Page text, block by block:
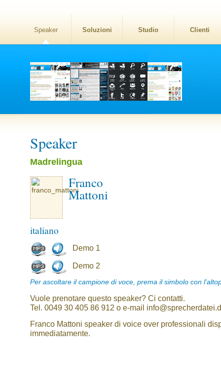
Speaker Soluzioni Studio Clienti
Speaker
Madrelingua
Franco
Mattoni
italiano
Demo 1
Demo 2
Per ascoltare il campione di voce, prema il simbolo con
Vuole prenotare questo speaker? Ci contatti.
Tel. 0049 30 405 86 912 o e-mail
Franco Mattoni speaker di voice over professionali
immediatamente.